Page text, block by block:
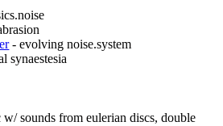
- evolving noise.system
synaestesia
sounds from eulerian discs, double